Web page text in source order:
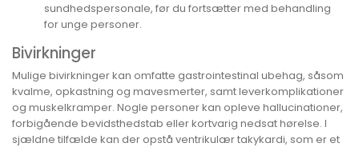
sundhedspersonale, før du fortsætter med behandling
for unge personer.
Bivirkninger
Mulige bivirkninger kan omfatte gastrointestinal ubehag, såsom
kvalme, opkastning og mavesmerter, samt leverkomplikationer
og muskelkramper. Nogle personer kan opleve hallucinationer,
forbigående bevidsthedstab eller kortvarig nedsat hørelse. I
sjældne tilfælde kan der opstå ventrikulær takykardi, som er et